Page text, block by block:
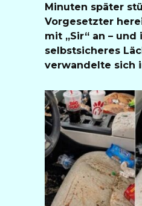
Minuten später
Vorgesetzter
mit „Sir“ an – und
selbstsicheres
verwandelte sich